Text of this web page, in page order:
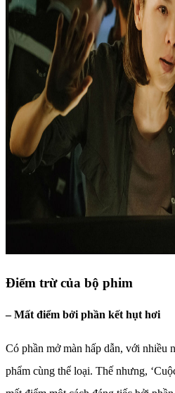
Điểm trừ của bộ phim
– Mất điểm bởi phần kết hụt hơi
Có phần mở màn hấp dẫn, với nhiều
phẩm cùng thể loại. Thế nhưng,